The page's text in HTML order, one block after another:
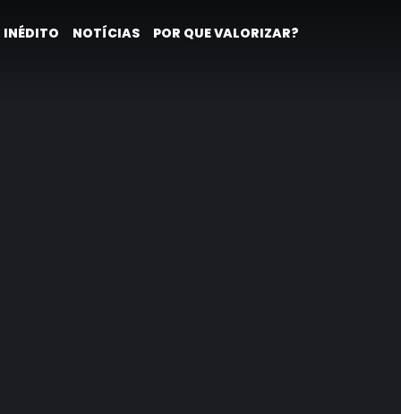
INÉDITO NOTÍCIAS POR QUE VALORIZAR?